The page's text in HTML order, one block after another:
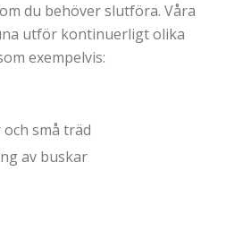
du behöver slutföra. Våra
utför kontinuerligt olika
exempelvis:
små träd
av buskar